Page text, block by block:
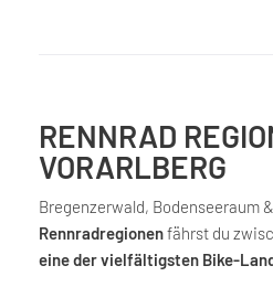
RENNRAD
VORARLBERG
Bregenzerwald, Bodenseeraum
Rennradregionenfährst du
eine der vielfältigsten Bike-